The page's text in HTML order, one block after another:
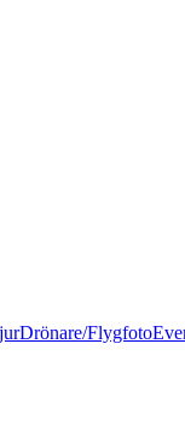
Drönare/Flygfoto